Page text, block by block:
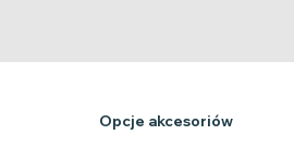
Opcje akcesoriów